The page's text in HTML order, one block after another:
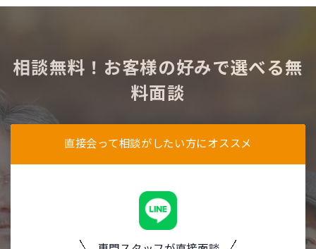
相談無料！お客様の好みで選べる無
料面談
直接会って相談がしたい方にオススメ